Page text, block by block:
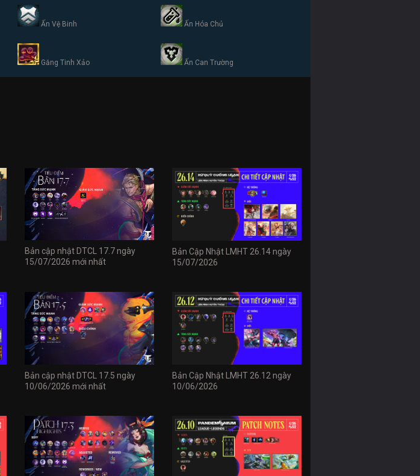
Ấn Vệ Binh Ấn Hóa Chủ
Găng Tinh Xảo Ấn Can Trường
Bản cập nhật DTCL 17.7 ngày
15/07/2026 mới nhất
Bản Cập Nhật LMHT 26.14 ngày
15/07/2026
Bản cập nhật DTCL 17.5 ngày
10/06/2026 mới nhất
Bản Cập Nhật LMHT 26.12 ngày
10/06/2026